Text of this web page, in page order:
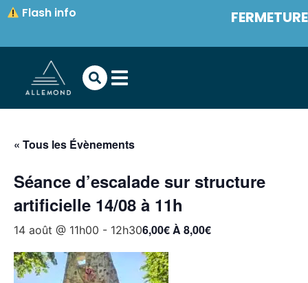
Flash info
« Tous les Évènements
Séance d’escalade sur structure
artificielle 14/08 à 11h
14 août @ 11h00 - 12h306,00€ À 8,00€